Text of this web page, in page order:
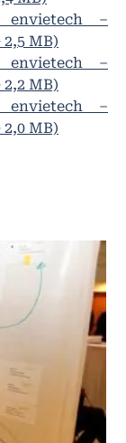
–
MB)
–
MB)
–
MB)